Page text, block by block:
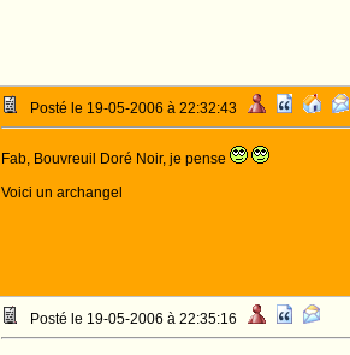
Posté le 19-05-2006 à 22:32:43
Fab, Bouvreuil Doré Noir, je pense
Voici un archangel
Posté le 19-05-2006 à 22:35:16